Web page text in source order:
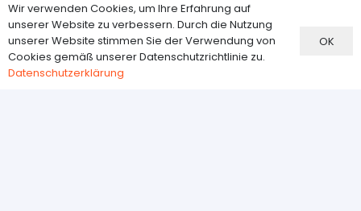
FAQ
Versand
Zahlungsmethoden
Wir verwenden Cookies, um Ihre Erfahrung auf
unserer Website zu verbessern. Durch die Nutzung
unserer Website stimmen Sie der Verwendung von
Cookies gemäß unserer Datenschutzrichtlinie zu.
Datenschutzerklärung
OK